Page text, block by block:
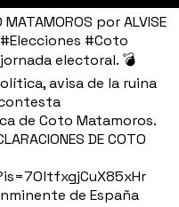
por ALVISE
#Elecciones #Coto
electoral. 💣
avisa de la ruina
de Coto Matamoros.
DE COTO
de España